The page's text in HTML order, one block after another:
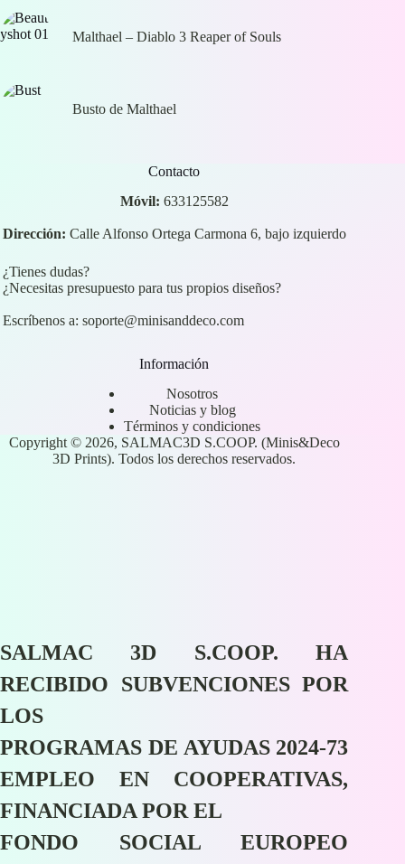
Malthael – Diablo 3 Reaper of Souls
Busto de Malthael
Contacto
Móvil: 633125582
Dirección: Calle Alfonso Ortega Carmona 6, bajo izquierdo
¿Tienes dudas?
¿Necesitas presupuesto para tus propios diseños?
Escríbenos a: soporte@minisanddeco.com
Información
Nosotros
Noticias y blog
Términos y condiciones
Copyright © 2026, SALMAC3D S.COOP. (Minis&Deco
3D Prints). Todos los derechos reservados.
SALMAC 3D S.COOP. HA
RECIBIDO SUBVENCIONES POR
LOS
PROGRAMAS DE AYUDAS 2024-73
EMPLEO EN COOPERATIVAS,
FINANCIADA POR EL
FONDO SOCIAL EUROPEO